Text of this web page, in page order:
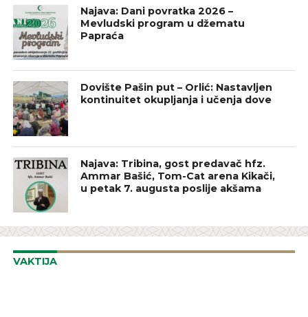
Najava: Dani povratka 2026 –
Mevludski program u džematu
Papraća
Dovište Pašin put – Orlić: Nastavljen
kontinuitet okupljanja i učenja dove
Najava: Tribina, gost predavač hfz.
Ammar Bašić, Tom-Cat arena Kikači,
u petak 7. augusta poslije akšama
VAKTIJA